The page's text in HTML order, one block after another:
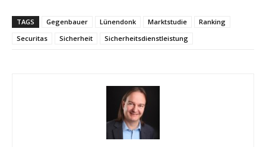
TAGS Gegenbauer Lünendonk Marktstudie
Ranking
Securitas
Sicherheit Sicherheitsdienstleistung